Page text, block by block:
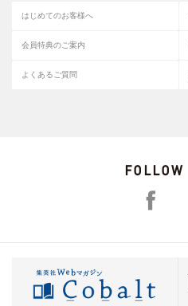
はじめてのお客様へ
会員特典のご案内
よくあるご質問